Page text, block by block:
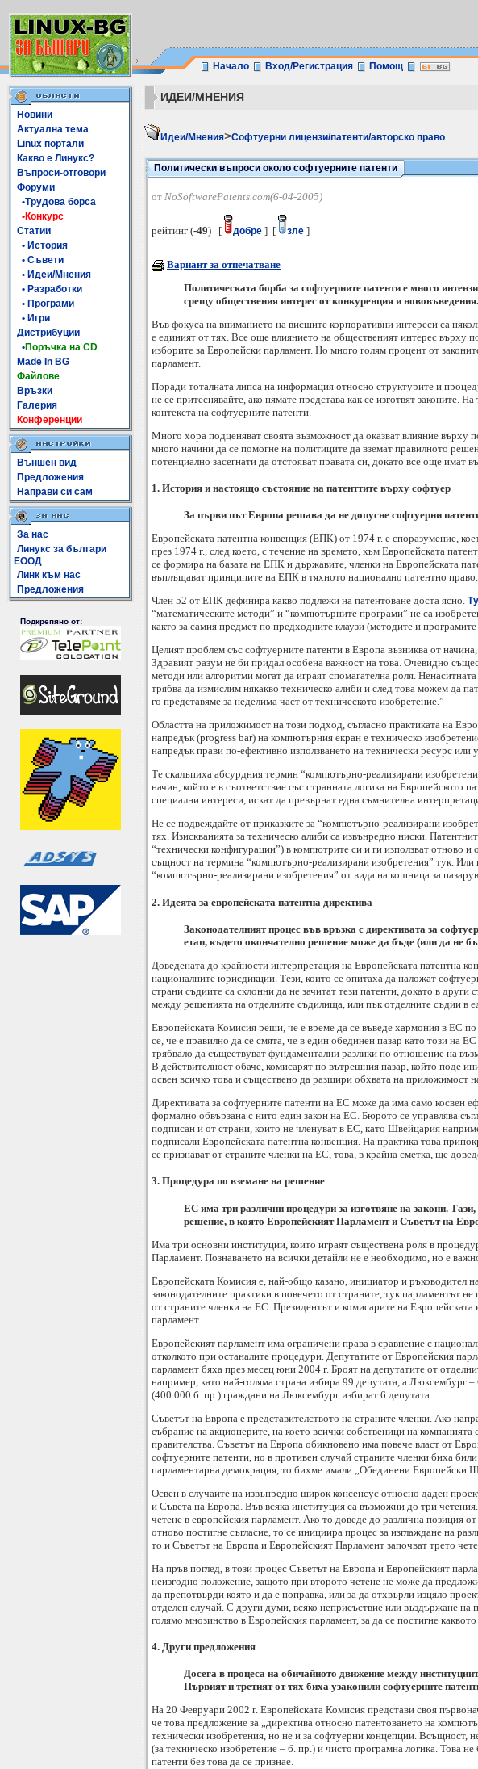
Начало Вход/Регистрация Помощ
Новини
Актуална тема
Linux портали
Какво е Линукс?
Въпроси-отговори
Форуми
•Трудова борса
•Конкурс
Статии
• История
• Съвети
• Идеи/Мнения
• Разработки
• Програми
• Игри
Дистрибуции
•Поръчка на CD
Made In BG
Файлове
Връзки
Галерия
Конференции
Външен вид
Предложения
Направи си сам
За нас
Линукс за българи
ЕООД
Линк към нас
Предложения
Подкрепяно от:
ИДЕИ/МНЕНИЯ
Идеи/Мнения>Софтуерни лицензи/патенти/авторско право
Политически въпроси около софтуерните патенти
от NoSoftwarePatents.com(6-04-2005)
рейтинг (-49) [ добре ] [ зле ]
Вариант за отпечатване
Политическата борба за софтуерните патенти е много
срещу обществения интерес от конкуренция и нововъведения.
Във фокуса на вниманието на висшите корпоративни интереси са
е единият от тях. Все още влиянието на общественият интерес върху
изборите за Европейски парламент. Но много голям процент от
парламент.
Поради тоталната липса на информация относно структурите и
не се притеснявайте, ако нямате представа как се изготвят законите.
контекста на софтуерните патенти.
Много хора подценяват своята възможност да оказват влияние
много начини да се помогне на политиците да вземат правилното
потенциално засегнати да отстояват правата си, докато все още имат
1. История и настоящо състояние на патенттите върху софтуер
За първи път Европа решава да не допусне софтуерни
Европейската патентна конвенция (ЕПК) от 1974 г. е споразумение,
през 1974 г., след което, с течение на времето, към Европейската
се формира на базата на ЕПК и държавите, членки на Европейската
въплъщават принципите на ЕПК в тяхното национално патентно право.
Член 52 от ЕПК дефинира какво подлежи на патентоване доста ясно.
“математическите методи” и “компютърните програми” не са
както за самия предмет по предходните клаузи (методите и
Целият проблем със софтуерните патенти в Европа възниква от
Здравият разум не би придал особена важност на това. Очевидно
методи или алгоритми могат да играят спомагателна роля.
трябва да измислим някакво техническо алиби и след това можем да
го представяме за неделима част от техническото изобретение.”
Областта на приложимост на този подход, съгласно практиката на
напредък (progress bar) на компютърния екран е техническо
напредък прави по-ефективно използването на технически ресурс
Те скалъпиха абсурдния термин “компютърно-реализирани
начин, който е в съответствие със странната логика на Европейското
специални интереси, искат да превърнат една съмнителна
Не се подвеждайте от приказките за “компютърно-реализирани
тях. Изискванията за техническо алиби са извънредно ниски.
“технически конфигурации”) в компютрите си и ги използват отново
същност на термина “компютърно-реализирани изобретения” тук. Или
“компютърно-реализирани изобретения” от вида на кошница за
2. Идеята за европейската патентна директива
Законодателният процес във връзка с директивата за
етап, където окончателно решение може да бъде (или да не
Доведената до крайности интерпретация на Европейската патентна
националните юрисдикции. Тези, които се опитаха да наложат
страни съдиите са склонни да не зачитат тези патенти, докато в
между решенията на отделните съдилища, или пък отделните съдии в
Европейската Комисия реши, че е време да се въведе хармония в ЕС
се, че е правилно да се смята, че в един обединен пазар като този на
трябвало да съществуват фундаментални разлики по отношение на
В действителност обаче, комисарят по вътрешния пазар, който
освен всичко това и съществено да разшири обхвата на приложимост
Директивата за софтуерните патенти на ЕС може да има само косвен
формално обвързана с нито един закон на ЕС. Бюрото се управлява
подписан и от страни, които не членуват в ЕС, като Швейцария
подписали Европейската патентна конвенция. На практика това
се признават от страните членки на ЕС, това, в крайна сметка, ще
3. Процедура по вземане на решение
ЕС има три различни процедури за изготвяне на закони.
решение, в която Европейският Парламент и Съветът на
Има три основни институции, които играят съществена роля в
Парламент. Познаването на всички детайли не е необходимо, но е
Европейската Комисия е, най-общо казано, инициатор и ръководител
законодателните практики в повечето от страните, тук парламентът
от страните членки на ЕС. Президентът и комисарите на
парламент.
Европейският парламент има ограничени права в сравнение с
отколкото при останалите процедури. Депутатите от Европейския
парламент бяха през месец юни 2004 г. Броят на депутатите от
например, като най-голяма страна избира 99 депутата, а Люксембург
(400 000 б. пр.) граждани на Люксембург избират 6 депутата.
Съветът на Европа е представителството на страните членки. Ако
събрание на акционерите, на което всички собственици на
правителства. Съветът на Европа обикновено има повече власт от
софтуерните патенти, но в противен случай страните членки биха
парламентарна демокрация, то бихме имали „Обединени Европейски
Освен в случаите на извънредно широк консенсус относно даден
и Съвета на Европа. Във всяка институция са възможни до три
четене в европейския парламент. Ако то доведе до различна позиция
отново постигне съгласие, то се инициира процес за изглаждане на
то и Съветът на Европа и Европейският Парламент започват трето
На пръв поглед, в този процес Съветът на Европа и Европейският
неизгодно положение, защото при второто четене не може да
да препотвърди която и да е поправка, или за да отхвърли изцяло
отделен случай. С други думи, всяко неприсъствие или въздържане
голямо мнозинство в Европейския парламент, за да се постигне
4. Други предложения
Досега в процеса на обичайното движение между
Първият и третият от тях биха узаконили софтуерните
На 20 Февруари 2002 г. Европейската Комисия представи своя
че това предложение за „директива относно патентоването на
технически изобретения, но не и за софтуерни концепции. Всъщност,
(за техническо изобретение – б. пр.) и чисто програмна логика. Това
патенти без това да се признае.